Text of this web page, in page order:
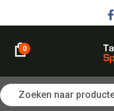
navigation
content
0
Zoeken naar producten...